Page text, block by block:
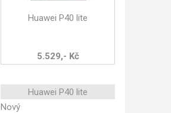
Huawei P40 lite
5.529,- Kč
Huawei P40 lite
Nový